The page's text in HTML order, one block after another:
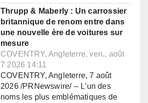
Thrupp & Maberly : Un carrossier
britannique de renom entre dans
une nouvelle ère de voitures sur
mesure
COVENTRY, Angleterre, ven., août
7 2026 14:11
COVENTRY, Angleterre, 7 août
2026 /PRNewswire/ -- L'un des
noms les plus emblématiques de